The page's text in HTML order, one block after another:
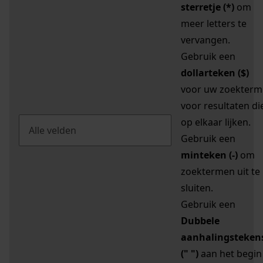
sterretje (*) om
meer letters te
vervangen.
Gebruik een
dollarteken ($)
voor uw zoekterm
voor resultaten
op elkaar lijken.
Gebruik een
minteken (-) om
zoektermen uit te
sluiten.
Gebruik een
Dubbele
(" ") aan het begin